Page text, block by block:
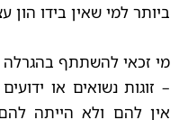
ביותר למי שאין בידו הון
מי זכאי להשתתף
– זוגות נשואים או
אין להם ולא הייתה